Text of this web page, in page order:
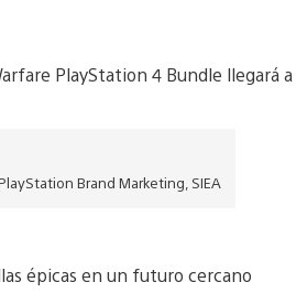
Brand Marketing, SIEA
épicas en un futuro cercano